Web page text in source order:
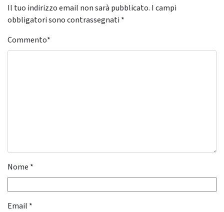
Il tuo indirizzo email non sarà pubblicato. I campi
obbligatori sono contrassegnati *
Commento*
Nome *
Email *